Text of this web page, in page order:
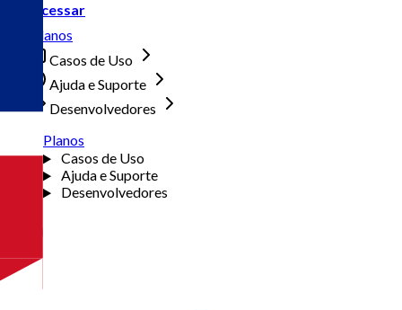
Acessar
Planos
Casos de Uso
Ajuda e Suporte
Desenvolvedores
Planos
Casos de Uso
Ajuda e Suporte
Desenvolvedores